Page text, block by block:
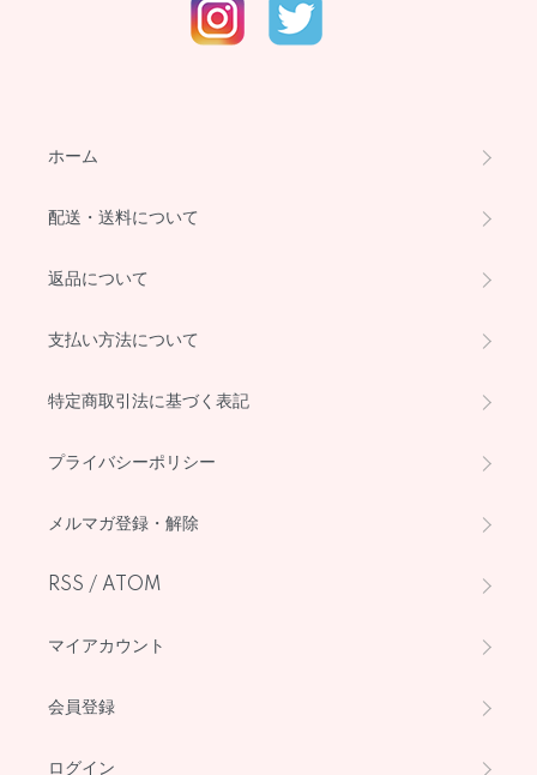
ホーム
配送・送料について
返品について
支払い方法について
特定商取引法に基づく表記
プライバシーポリシー
メルマガ登録・解除
RSS / ATOM
マイアカウント
会員登録
ログイン